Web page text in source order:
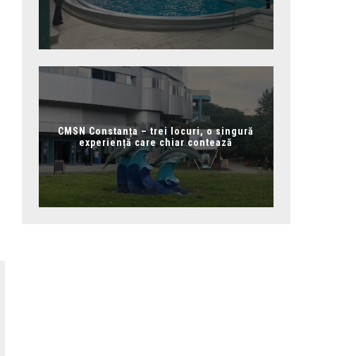
CMSN Constanța – trei locuri, o singură
experiență care chiar contează